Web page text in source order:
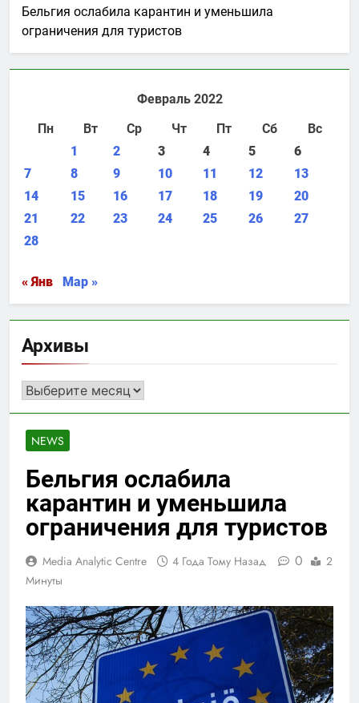
Бельгия ослабила карантин и уменьшила
ограничения для туристов
NEWS
Бельгия ослабила
карантин и уменьшила
ограничения для туристов
Media Analytic Centre 4 Года Тому Назад 0
2
Минуты
Февраль 2022
Пн
Вт Ср Чт Пт Сб
Вс
1
2 3 4 5
6
7
8 9 10 11 12
13
14
15 16 17 18 19
20
21
22 23 24 25 26
27
28
« Янв Мар »
Архивы
Архивы